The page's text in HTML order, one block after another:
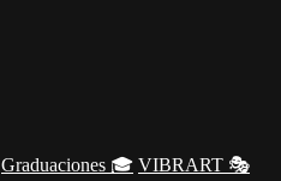
Graduaciones 🎓 VIBRART 🎭